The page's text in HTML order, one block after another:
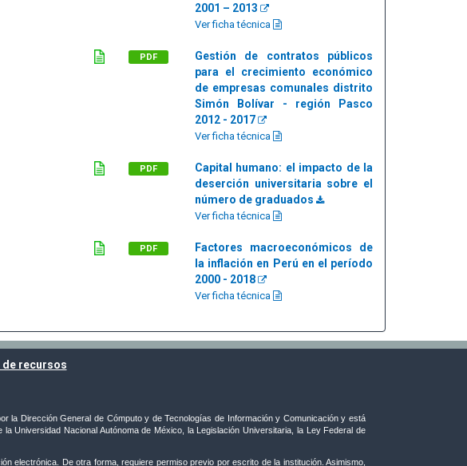
2001 – 2013
Ver ficha técnica
PDF
Gestión de contratos públicos
para el crecimiento económico
de empresas comunales distrito
Simón Bolívar - región Pasco
2012 - 2017
Ver ficha técnica
PDF
Capital humano: el impacto de la
deserción universitaria sobre el
número de graduados
Ver ficha técnica
PDF
Factores macroeconómicos de
la inflación en Perú en el período
2000 - 2018
Ver ficha técnica
de recursos
la Dirección General de Cómputo y de Tecnologías de Información y Comunicación y está
Universidad Nacional Autónoma de México, la Legislación Universitaria, la Ley Federal de
electrónica. De otra forma, requiere permiso previo por escrito de la institución. Asimismo,